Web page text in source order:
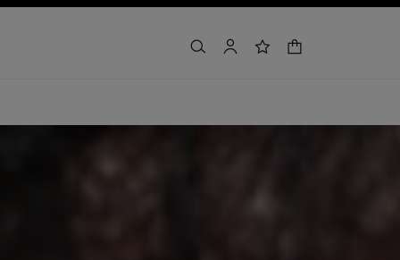
zoeken accountverlanglijst
winkelmandje